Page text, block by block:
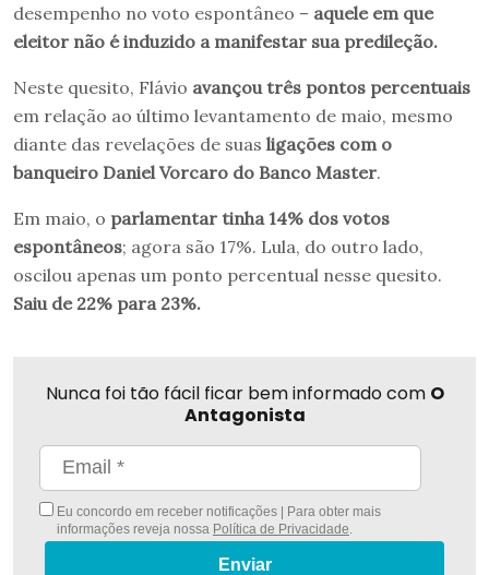
desempenho no voto espontâneo – aquele em que
eleitor não é induzido a manifestar sua predileção.
Neste quesito, Flávio avançou três pontos percentuais
em relação ao último levantamento de maio, mesmo
diante das revelações de suas ligações com o
banqueiro Daniel Vorcaro do Banco Master.
Em maio, o parlamentar tinha 14% dos votos
espontâneos; agora são 17%. Lula, do outro lado,
oscilou apenas um ponto percentual nesse quesito.
Saiu de 22% para 23%.
Nunca foi tão fácil ficar bem informado com O
Antagonista
Eu concordo em receber notificações | Para obter mais
informações reveja nossa Política de Privacidade
Enviar